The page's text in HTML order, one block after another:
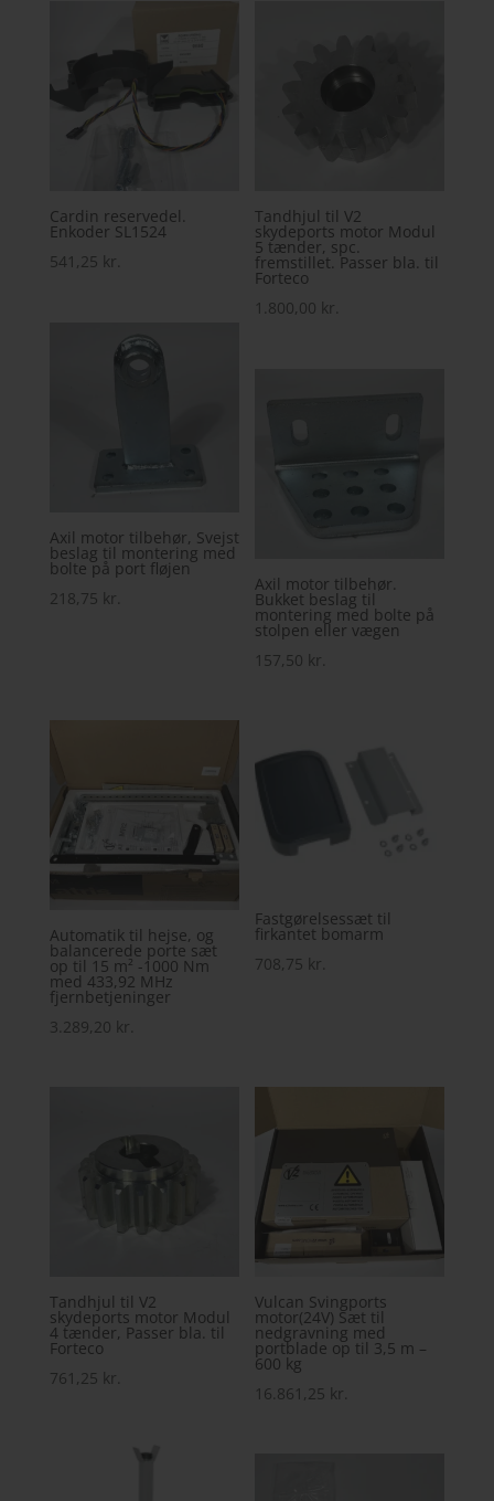
Cardin reservedel.
Enkoder SL1524
541,25 kr.
Tandhjul til V2
skydeports motor Modul
5 tænder, spc.
fremstillet. Passer bla. til
Forteco
1.800,00 kr.
Axil motor tilbehør, Svejst
beslag til montering med
bolte på port fløjen
218,75 kr.
Axil motor tilbehør.
Bukket beslag til
montering med bolte på
stolpen eller vægen
157,50 kr.
Automatik til hejse, og
balancerede porte sæt
op til 15 m² -1000 Nm
med 433,92 MHz
fjernbetjeninger
3.289,20 kr.
Fastgørelsessæt til
firkantet bomarm
708,75 kr.
Tandhjul til V2
skydeports motor Modul
4 tænder, Passer bla. til
Forteco
761,25 kr.
Vulcan Svingports
motor(24V) Sæt til
nedgravning med
portblade op til 3,5 m –
600 kg
16.861,25 kr.